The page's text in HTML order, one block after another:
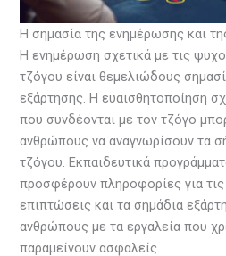
Η σημασία της ενημέρωσης και
Η ενημέρωση σχετικά με τις
τζόγου είναι θεμελιώδους
εξάρτησης. Η ευαισθητοποίηση
που συνδέονται με τον τζόγο
ανθρώπους να αναγνωρίσουν τα
τζόγου. Εκπαιδευτικά
προσφέρουν πληροφορίες για
επιπτώσεις και τα σημάδια
ανθρώπους με τα εργαλεία που
παραμείνουν ασφαλείς.